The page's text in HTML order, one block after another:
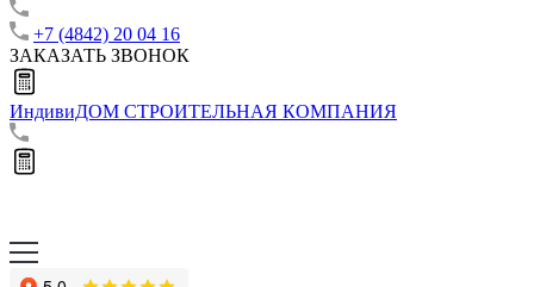
+7 (4842) 20 04 16
ЗАКАЗАТЬ ЗВОНОК
ИндивиДОМ СТРОИТЕЛЬНАЯ КОМПАНИЯ